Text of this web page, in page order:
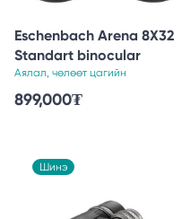
Eschenbach Arena 8X32
Standart binocular
Аялал, чөлөөт цагийн
899,000₮
Шинэ